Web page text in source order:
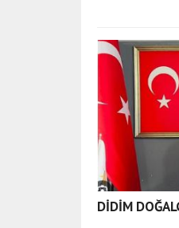
DİDİM